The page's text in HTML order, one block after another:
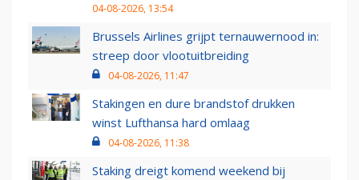
04-08-2026, 13:54
Brussels Airlines grijpt ternauwernood in:
streep door vlootuitbreiding
04-08-2026, 11:47
Stakingen en dure brandstof drukken
winst Lufthansa hard omlaag
04-08-2026, 11:38
Staking dreigt komend weekend bij